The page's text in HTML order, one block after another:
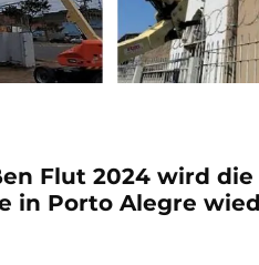
Flut 2024 wird die
in Porto Alegre